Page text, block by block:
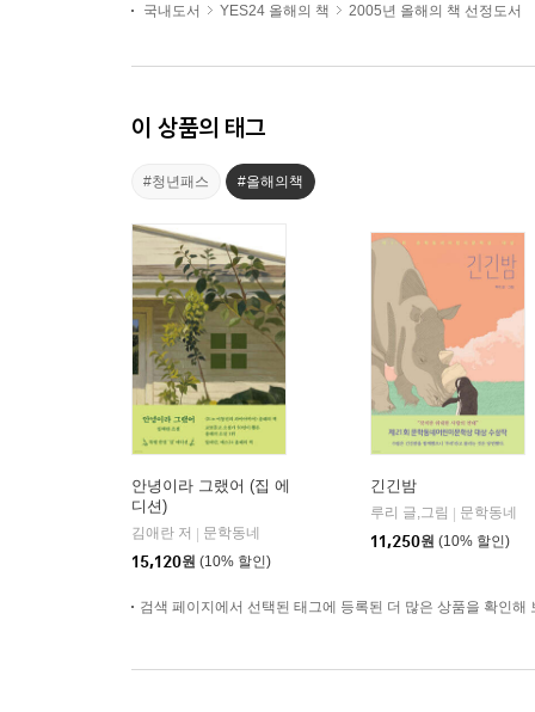
국내도서
YES24 올해의 책 2005년 올해의 책 선정도서
이 상품의 태그
#청년패스 #올해의책
안녕이라 그랬어 (집 에
디션)
김애란 저
문학동네
15,120원 (10% 할인)
긴긴밤
루리 글,그림
문학동네
11,250원 (10% 할인)
검색 페이지에서 선택된 태그에 등록된 더 많은 상품을 확인해